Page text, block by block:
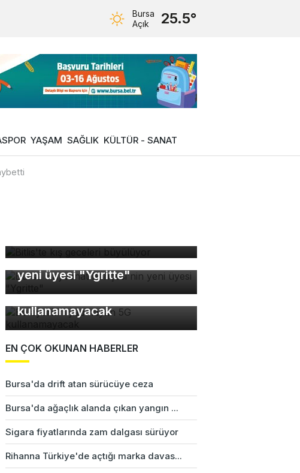
Bursa
Açık
25.5°
YAŞAM SAĞLIK KÜLTÜR - SANAT
Bursa Hayvanat Bahçesi'nin
yeni üyesi "Ygritte"
Bu ayarları yapmayan 5G
kullanamayacak
EN ÇOK OKUNAN HABERLER
Bursa'da drift atan sürücüye ceza
Bursa'da ağaçlık alanda çıkan yangın ...
Sigara fiyatlarında zam dalgası sürüyor
Rihanna Türkiye'de açtığı marka davas...